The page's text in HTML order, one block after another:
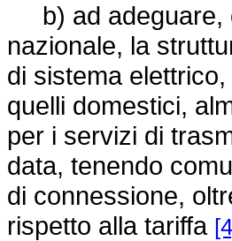
b) ad adeguare,
nazionale, la
di sistema
quelli domestici,
per i servizi di
data, tenendo
di connessione,
rispetto alla tariffa